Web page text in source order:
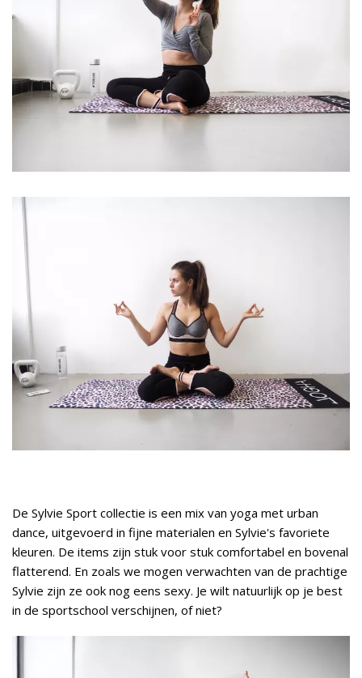
De Sylvie Sport collectie is een mix van yoga met urban
dance, uitgevoerd in fijne materialen en Sylvie's favoriete
kleuren. De items zijn stuk voor stuk comfortabel en bovenal
flatterend. En zoals we mogen verwachten van de prachtige
Sylvie zijn ze ook nog eens sexy. Je wilt natuurlijk op je best
in de sportschool verschijnen, of niet?